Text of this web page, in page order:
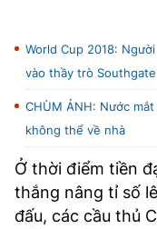
TƯ VẤN
ẢNH
BÁO GIẤY
TRA CỨU PHƯỜNG XÃ
CỐNG HIẾN
World Cup 2018:
vào thầy trò Southgate
CHÙM ẢNH: Nước
không thể về nhà
Ở thời điểm tiền
thắng nâng tỉ số
đấu, các cầu thủ